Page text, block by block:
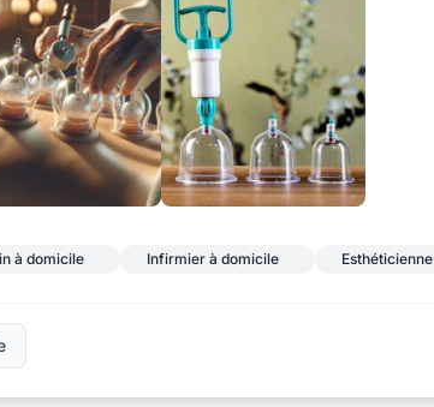
à domicile Infirmier à domicile Esthéticienne